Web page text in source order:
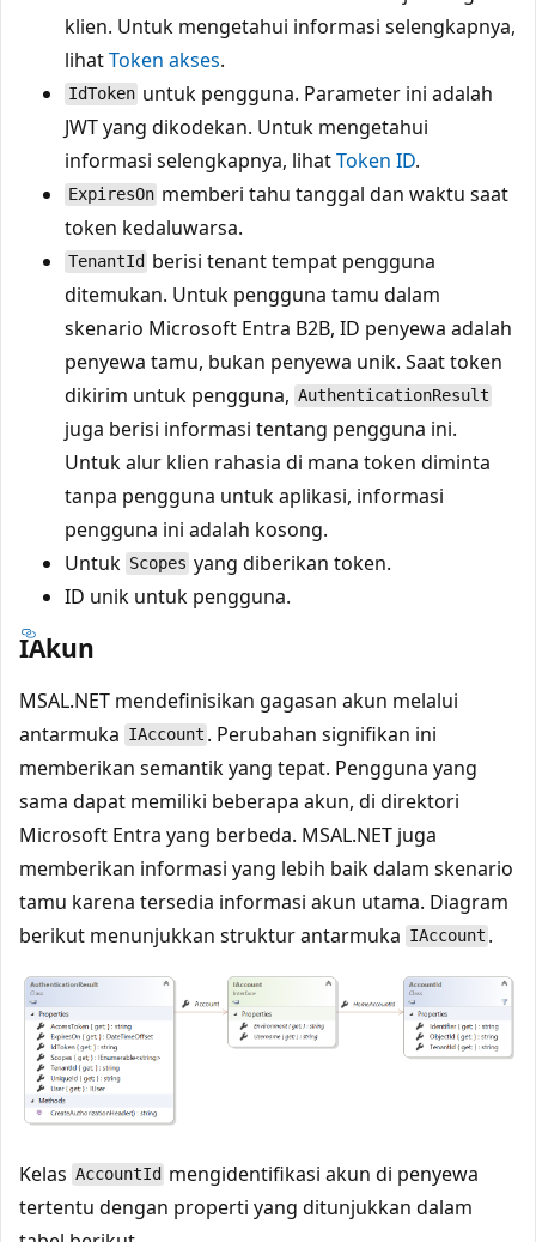
klien. Untuk mengetahui informasi selengkapnya,
lihatToken akses.
IdToken untuk pengguna. Parameter ini adalah
JWT yang dikodekan. Untuk mengetahui
informasi selengkapnya, lihatToken ID.
ExpiresOn memberi tahu tanggal dan waktu saat
token kedaluwarsa.
TenantId berisi tenant tempat pengguna
ditemukan. Untuk pengguna tamu dalam
skenario Microsoft Entra B2B, ID penyewa adalah
penyewa tamu, bukan penyewa unik. Saat token
dikirim untuk pengguna, AuthenticationResult
juga berisi informasi tentang pengguna ini.
Untuk alur klien rahasia di mana token diminta
tanpa pengguna untuk aplikasi, informasi
pengguna ini adalah kosong.
Untuk Scopes yang diberikan token.
ID unik untuk pengguna.
IAkun
MSAL.NET mendefinisikan gagasan akun melalui
antarmuka IAccount . Perubahan signifikan ini
memberikan semantik yang tepat. Pengguna yang
sama dapat memiliki beberapa akun, di direktori
Microsoft Entra yang berbeda. MSAL.NET juga
memberikan informasi yang lebih baik dalam skenario
tamu karena tersedia informasi akun utama. Diagram
berikut menunjukkan struktur antarmuka IAccount .
Kelas AccountId mengidentifikasi akun di penyewa
tertentu dengan properti yang ditunjukkan dalam